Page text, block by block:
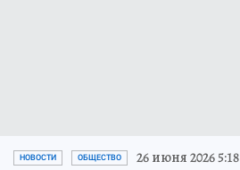
НОВОСТИ ОБЩЕСТВО 26 июня 2026 5:18